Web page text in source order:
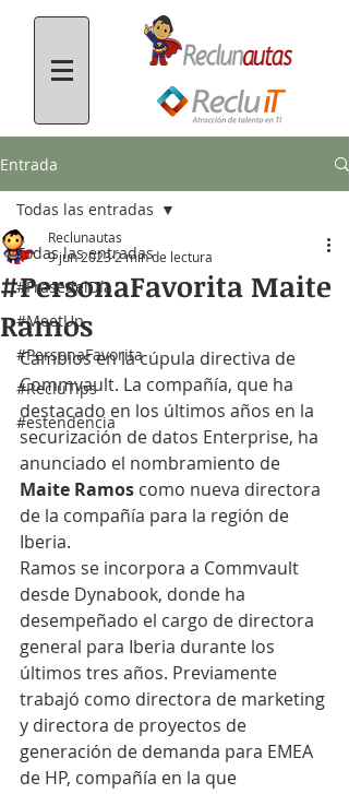
Entrada
Todas las entradas
#FrasedelDía
#MeetUp
#PersonaFavorita
#RecluTips
#estendencia
Todas las entradas
#PersonaFavorita Maite
Ramos
Reclunautas
9 jun 20232 min de lectura
Cambios en la cúpula directiva de
Commvault. La compañía, que ha
destacado en los últimos años en la
securización de datos Enterprise, ha
anunciado el nombramiento de
Maite Ramos como nueva directora
de la compañía para la región de
Iberia.
Ramos se incorpora a Commvault
desde Dynabook, donde ha
desempeñado el cargo de directora
general para Iberia durante los
últimos tres años. Previamente
trabajó como directora de marketing
y directora de proyectos de
generación de demanda para EMEA
de HP, compañía en la que